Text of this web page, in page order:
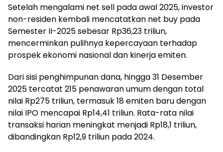
Setelah mengalami net sell pada awal 2025, investor
non-residen kembali mencatatkan net buy pada
Semester II-2025 sebesar Rp36,23 triliun,
mencerminkan pulihnya kepercayaan terhadap
prospek ekonomi nasional dan kinerja emiten.
Dari sisi penghimpunan dana, hingga 31 Desember
2025 tercatat 215 penawaran umum dengan total
nilai Rp275 triliun, termasuk 18 emiten baru dengan
nilai IPO mencapai Rp14,41 triliun. Rata-rata nilai
transaksi harian meningkat menjadi Rp18,1 triliun,
dibandingkan Rp12,9 triliun pada 2024.